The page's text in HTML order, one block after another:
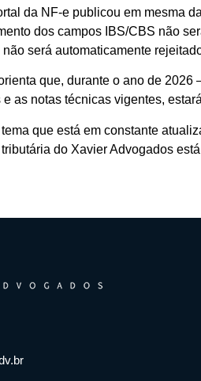
da NF-e publicou em mesma
dos campos IBS/CBS não
será automaticamente
que, durante o ano de
as notas técnicas vigentes,
que está em constante
do Xavier Advogados